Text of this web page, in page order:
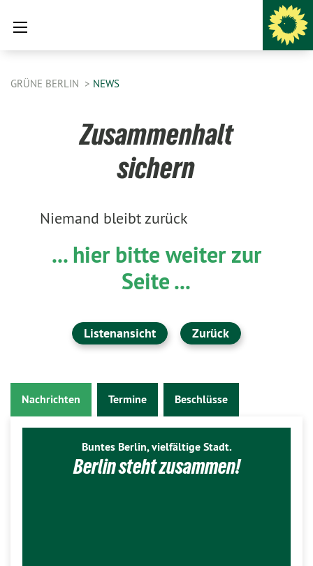
GRÜNE BERLIN NEWS
Zusammenhalt
sichern
Niemand bleibt zurück
... hier bitte weiter zur
Seite ...
Listenansicht Zurück
Nachrichten Termine Beschlüsse
Buntes Berlin, vielfältige Stadt.
Berlin steht zusammen!